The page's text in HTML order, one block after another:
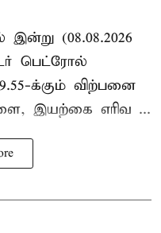
(08.08.2026
பெட்ரோல்
க்கும் விற்பனை
இயற்கை எரிவ ...